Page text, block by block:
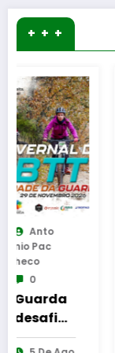
+ + +
Nio Pac
AF Viseu
–
Campeo